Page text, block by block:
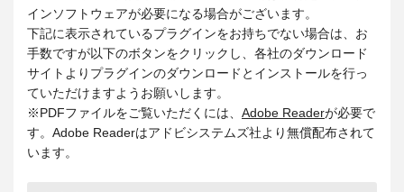
インソフトウェアが必要になる場合がございます。
下記に表示されているプラグインをお持ちでない場合は、お
手数ですが以下のボタンをクリックし、各社のダウンロード
サイトよりプラグインのダウンロードとインストールを行っ
ていただけますようお願いします。
※PDFファイルをご覧いただくには、 Adobe Readerが必要で
す。Adobe Readerはアドビシステムズ社より無償配布されて
います。